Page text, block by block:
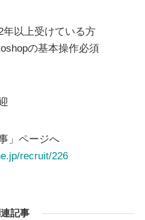
年以上受けている方
の基本操作必須
」ページへ
recruit/226
記事